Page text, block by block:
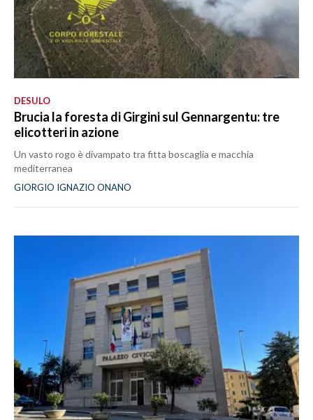
DESULO
Brucia la foresta di Girgini sul Gennargentu: tre
elicotteri in azione
Un vasto rogo è divampato tra fitta boscaglia e macchia
mediterranea
GIORGIO IGNAZIO ONANO